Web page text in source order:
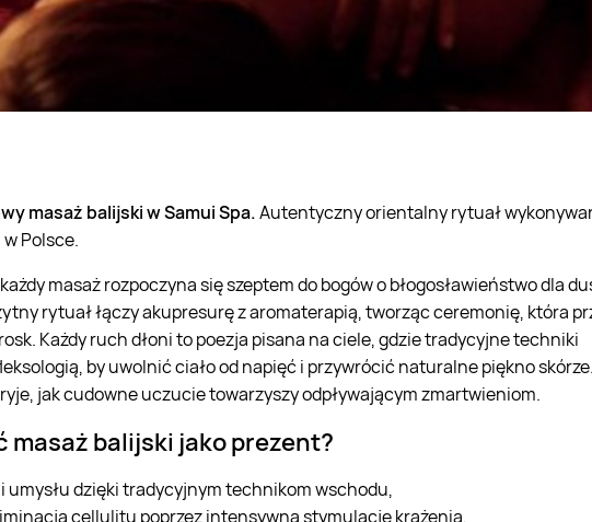
masaż balijski w Samui Spa.Autentyczny orientalny rytuał
Polsce.
masaż rozpoczyna się szeptem do bogów o błogosławieństwo dla
rytuał łączy akupresurę z aromaterapią, tworząc ceremonię, która
Każdy ruch dłoni to poezja pisana na ciele, gdzie tradycyjne techniki
by uwolnić ciało od napięć i przywrócić naturalne piękno
jak cudowne uczucie towarzyszy odpływającym zmartwieniom.
masaż balijski jako prezent?
umysłu dzięki tradycyjnym technikom wschodu,
cellulitu poprzez intensywną stymulację krążenia,